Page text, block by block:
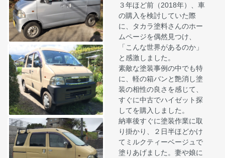
３年ほど前（2018年）、車
の購入を検討していた際
に、タカラ塗料さんのホー
ムページを偶然見つけ、
「こんな世界があるのか」
と感激しました。
素敵な塗装事例の中でも特
に、軽の箱バンと艶消し塗
装の相性の良さを感じて、
すぐに中古でハイゼット探
してを購入しました。
納車後すぐに塗装作業に取
り掛かり、２日半ほどかけ
てミルクティーベージュで
塗りあげました。妻や娘に